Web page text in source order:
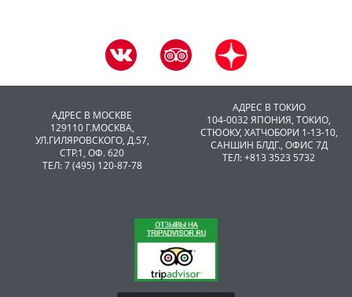
АДРЕС В МОСКВЕ
129110 Г.МОСКВА,
УЛ.ГИЛЯРОВСКОГО, Д.57,
СТР.1, ОФ. 620
ТЕЛ: 7 (495) 120-87-78
АДРЕС В ТОКИО
104-0032 ЯПОНИЯ, ТОКИО,
CТЮОКУ, ХАТЧОБОРИ 1-13-10,
САНШИН БЛДГ., ОФИС 7Д
ТЕЛ: +813 3523 5732